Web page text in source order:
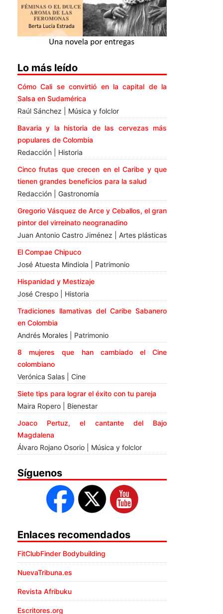
Lo más leído
Cómo Cali se convirtió en la capital de la
Salsa en Sudamérica
Raúl Sánchez | Música y folclor
Bavaria y la historia de las cervezas más
populares de Colombia
Redacción | Historia
Cinco frutas que crecen en el Caribe y que
tienen grandes beneficios para la salud
Redacción | Gastronomía
Gregorio Vásquez de Arce y Ceballos, el gran
pintor del virreinato neogranadino
Juan Antonio Castro Jiménez | Artes plásticas
El Compae Chipuco
José Atuesta Mindiola | Patrimonio
Hispanidad y Mestizaje
José Crespo | Historia
Tradiciones llamativas del Caribe Sabanero
en Colombia
Andrés Morales | Patrimonio
8 mujeres que han cambiado el Cine
colombiano
Verónica Salas | Cine
Siete tips para lograr el éxito con tu pareja
Maira Ropero | Bienestar
Joaco Pertuz, el cantante del Bajo
Magdalena
Álvaro Rojano Osorio | Música y folclor
Síguenos
Enlaces recomendados
FitClubFinder Bodybuilding
NuevaTribuna.es
Revista Afribuku
Escritores.org